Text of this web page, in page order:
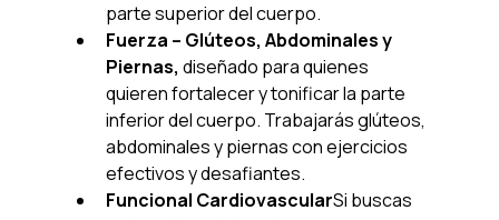
parte superior del cuerpo.
Fuerza – Glúteos, Abdominales y
Piernas, diseñado para quienes
quieren fortalecer y tonificar la parte
inferior del cuerpo. Trabajarás glúteos,
abdominales y piernas con ejercicios
efectivos y desafiantes.
Funcional CardiovascularSi buscas